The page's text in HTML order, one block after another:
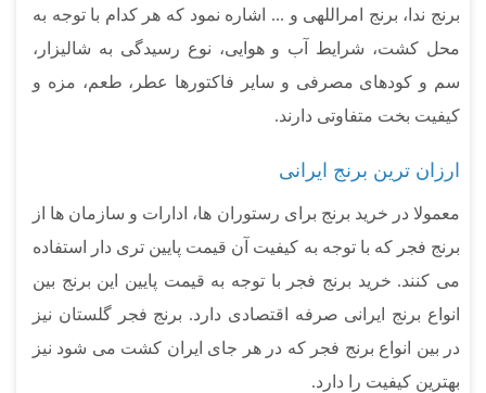
برنج ندا، برنج امراللهی و ... اشاره نمود که هر کدام با توجه به
محل کشت، شرایط آب و هوایی، نوع رسیدگی به شالیزار،
سم و کودهای مصرفی و سایر فاکتورها عطر، طعم، مزه و
کیفیت بخت متفاوتی دارند.
ارزان ترین برنج ایرانی
معمولا در خرید برنج برای رستوران ها، ادارات و سازمان ها از
برنج فجر که با توجه به کیفیت آن قیمت پایین تری دار استفاده
می کنند. خرید برنج فجر با توجه به قیمت پایین این برنج بین
انواع برنج ایرانی صرفه اقتصادی دارد. برنج فجر گلستان نیز
در بین انواع برنج فجر که در هر جای ایران کشت می شود نیز
بهترین کیفیت را دارد.